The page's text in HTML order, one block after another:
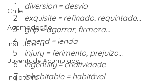
Chile
Acomodação
Institucional
Juventude Acumulada
Inglaterra
diversion = desvio
exquisite = refinado, requintado...
grip = agarrar, firmeza...
legend = lenda
injury = ferimento, prejuízo...
ingenuity = criatividade
inhabitable = habitável